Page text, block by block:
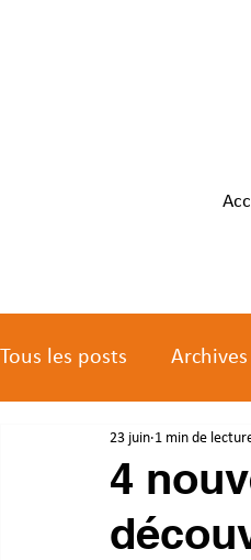
Tous les posts Archives
Les actus des
4
23 juin 1 min de